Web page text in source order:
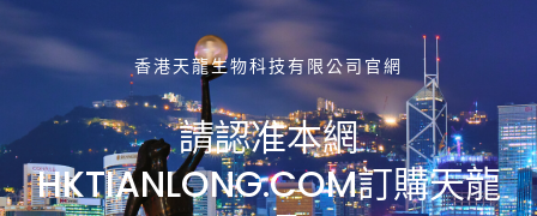
香港天龍生物科技有限公司官網
請認准本網
HKTIANLONG.COM訂購天龍